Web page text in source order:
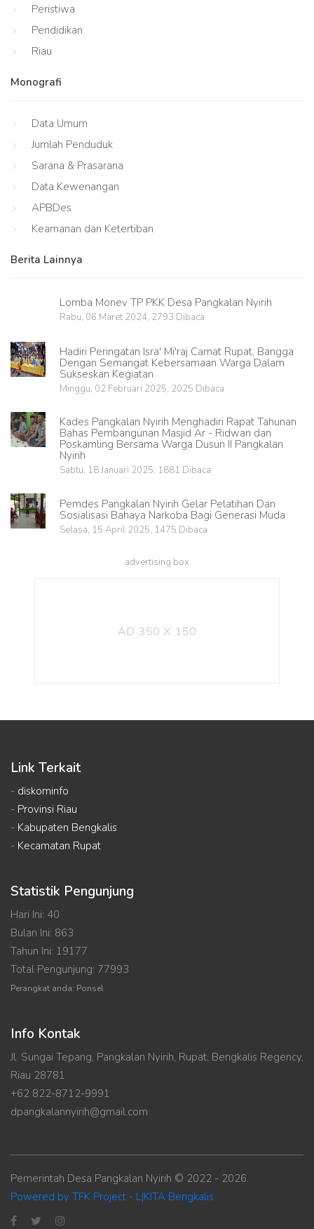
Peristiwa
Pendidikan
Riau
Monografi
Data Umum
Jumlah Penduduk
Sarana & Prasarana
Data Kewenangan
APBDes
Keamanan dan Ketertiban
Berita Lainnya
Lomba Monev TP PKK Desa Pangkalan Nyirih
Rabu, 06 Maret 2024, 2793 Dibaca
Hadiri Peringatan Isra' Mi'raj Camat Rupat, Bangga
Dengan Semangat Kebersamaan Warga Dalam
Sukseskan Kegiatan
Minggu, 02 Februari 2025, 2025 Dibaca
Kades Pangkalan Nyirih Menghadiri Rapat Tahunan
Bahas Pembangunan Masjid Ar - Ridwan dan
Poskamling Bersama Warga Dusun II Pangkalan
Nyirih
Sabtu, 18 Januari 2025, 1881 Dibaca
Pemdes Pangkalan Nyirih Gelar Pelatihan Dan
Sosialisasi Bahaya Narkoba Bagi Generasi Muda
Selasa, 15 April 2025, 1475 Dibaca
advertising box
Link Terkait
- diskominfo
- Provinsi Riau
- Kabupaten Bengkalis
- Kecamatan Rupat
Statistik Pengunjung
Hari Ini: 40
Bulan Ini: 863
Tahun Ini: 19177
Total Pengunjung: 77993
Perangkat anda: Ponsel
Info Kontak
Jl. Sungai Tepang, Pangkalan Nyirih, Rupat, Bengkalis Regency,
Riau 28781
+62 822-8712-9991
dpangkalannyirih@gmail.com
Pemerintah Desa Pangkalan Nyirih © 2022 - 2026.
Powered by TFK Project - L|KITA Bengkalis